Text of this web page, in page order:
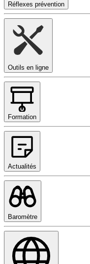
Réflexes prévention
Outils en ligne
Formation
Actualités
Baromètre